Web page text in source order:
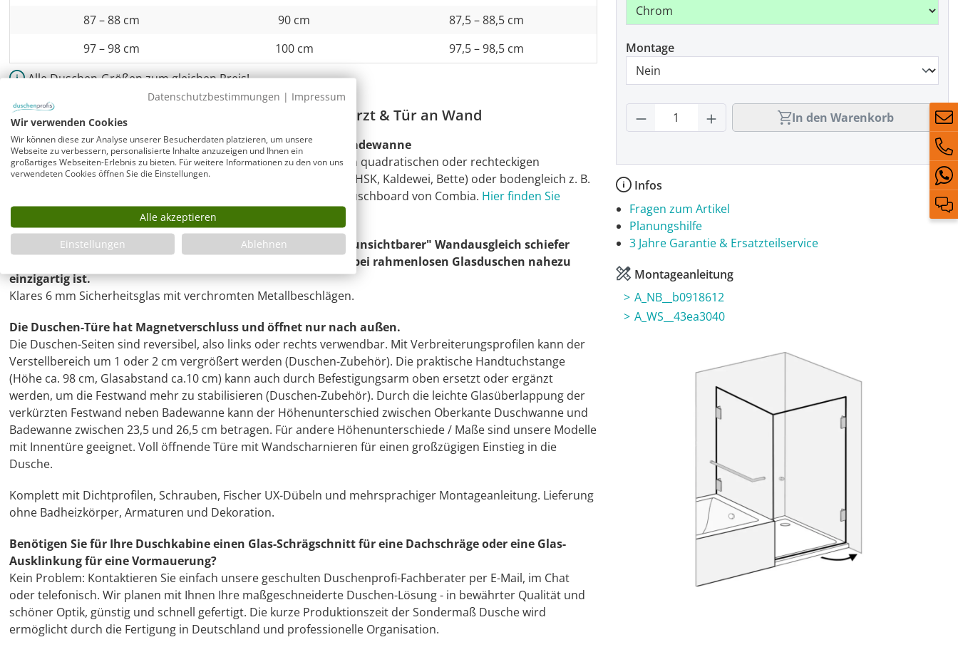
Montage
Produkt Anzahl: Gib den gewünschten
In den Warenkorb
Infos
Fragen zum Artikel
Planungshilfe
3 Jahre Garantie & Ersatzteilservice
Montageanleitung
A_NB__b0918612
A_WS__43ea3040
87 – 88 cm
90 cm
87,5 – 88,5 cm
97 – 98 cm
100 cm
97,5 – 98,5 cm
Alle Duschen-Größen zum gleichen Preis!
Eckdusche neben Badewanne mit Festwand verkürzt & Tür an Wand
Rahmenlose Duschkabine mit verkürzter Festwand neben Badewanne
Die Montage der Duschkabine ist möglich auf im Maß passenden quadratischen oder rechteckigen
Duschwannen neben Badewanne vieler Hersteller (z. B. Combia, HSK, Kaldewei, Bette) oder bodengleich z. B.
auf einem verfliesbaren Duschboard oder einem Mineralguss Duschboard von Combia. Hier finden Sie
unsere Duschwannen.
Trotz rahmenloser Bauart ist bei dieser Combia Dusche ein "unsichtbarer" Wandausgleich schiefer
Wände möglich bis zu 10 mm ohne riesige Silikonfugen, was bei rahmenlosen Glasduschen nahezu
einzigartig ist.
Klares 6 mm Sicherheitsglas mit verchromten Metallbeschlägen.
Die Duschen-Türe hat Magnetverschluss und öffnet nur nach außen.
Die Duschen-Seiten sind reversibel, also links oder rechts verwendbar. Mit Verbreiterungsprofilen kann der
Verstellbereich um 1 oder 2 cm vergrößert werden (Duschen-Zubehör). Die praktische Handtuchstange
(Höhe ca. 98 cm, Glasabstand ca.10 cm) kann auch durch Befestigungsarm oben ersetzt oder ergänzt
werden, um die Festwand mehr zu stabilisieren (Duschen-Zubehör). Durch die leichte Glasüberlappung der
verkürzten Festwand neben Badewanne kann der Höhenunterschied zwischen Oberkante Duschwanne und
Badewanne zwischen 23,5 und 26,5 cm betragen. Für andere Höhenunterschiede / Maße sind unsere Modelle
mit Innentüre geeignet. Voll öffnende Türe mit Wandscharnieren für einen großzügigen Einstieg in die
Dusche.
Komplett mit Dichtprofilen, Schrauben, Fischer UX-Dübeln und mehrsprachiger Montageanleitung. Lieferung
ohne Badheizkörper, Armaturen und Dekoration.
Benötigen Sie für Ihre Duschkabine einen Glas-Schrägschnitt für eine Dachschräge oder eine Glas-
Ausklinkung für eine Vormauerung?
Kein Problem: Kontaktieren Sie einfach unsere geschulten Duschenprofi-Fachberater per E-Mail, im Chat
oder telefonisch. Wir planen mit Ihnen Ihre maßgeschneiderte Duschen-Lösung - in bewährter Qualität und
schöner Optik, günstig und schnell gefertigt. Die kurze Produktionszeit der Sondermaß Dusche wird
ermöglicht durch die Fertigung in Deutschland und professionelle Organisation.
Datenschutzbestimmungen | Impressum
Wir verwenden Cookies
Wir können diese zur Analyse unserer Besucherdaten platzieren, um unsere
Webseite zu verbessern, personalisierte Inhalte anzuzeigen und Ihnen ein
großartiges Webseiten-Erlebnis zu bieten. Für weitere Informationen zu den von uns
verwendeten Cookies öffnen Sie die Einstellungen.
Alle akzeptieren
Einstellungen
Ablehnen